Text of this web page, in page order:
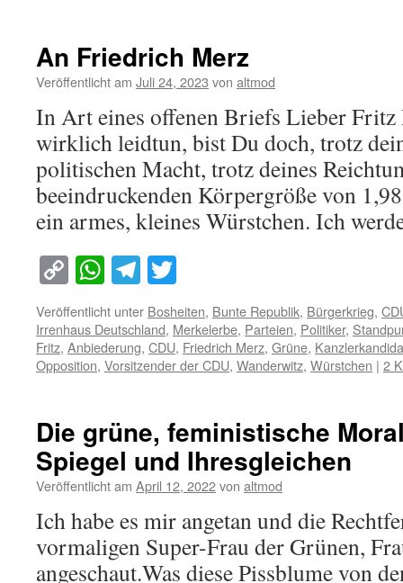
An Friedrich Merz
Veröffentlicht am Juli 24, 2023 von altmod
In Art eines offenen Briefs Lieber Fritz
wirklich leidtun, bist Du doch, trotz
politischen Macht, trotz deines
beeindruckenden Körpergröße von
ein armes, kleines Würstchen. Ich
Copy
Link
WhatsApp
Telegram
Veröffentlicht unter Bosheiten, Bunte Republik, Bürgerkrieg,
Irrenhaus Deutschland, Merkelerbe, Parteien, Politiker,
Fritz, Anbiederung, CDU, Friedrich Merz, Grüne,
Opposition, Vorsitzender der CDU, Wanderwitz, Würstchen | 2
Die grüne, feministische
Spiegel und Ihresgleichen
Veröffentlicht am April 12, 2022von altmod
Ich habe es mir angetan und die
vormaligen Super-Frau der Grünen,
angeschaut.Was diese Pissblume von